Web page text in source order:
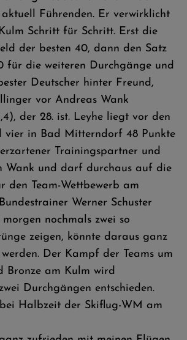
aktuell Führenden. Er verwirklicht
Schritt für Schritt. Erst die
der besten 40, dann den Satz
für die weiteren Durchgänge und
Deutscher hinter Freund,
vor Andreas Wank
der 28. ist. Leyhe liegt vor den
vier in Bad Mitterndorf 48 Punkte
Trainingspartner und
Wank und darf durchaus auf die
den Team-Wettbewerb am
Werner Schuster
nochmals zwei so
zeigen, könnte daraus ganz
Der Kampf der Teams um
Bronze am Kulm wird
Durchgängen entschieden.
Halbzeit der Skiflug-WM am